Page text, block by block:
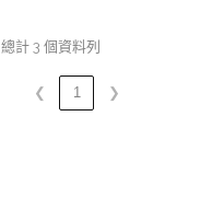
計 3 個資料列
❮ 1 ❯